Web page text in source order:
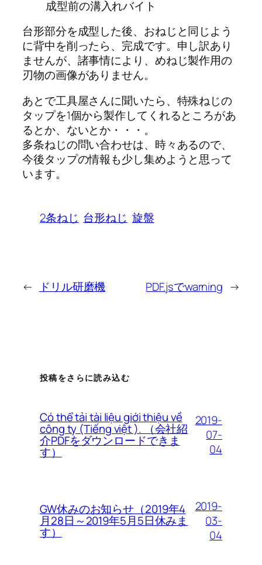
成型前の溝入れバイト
台形部分を成型した後、おねじと同じよう
に背中を削ったら、完成です。申し訳あり
ませんが、諸事情により、めねじ製作用の
刃物の画像がありません。
あとで工具屋さんに聞いたら、特殊ねじの
タップを1個から製作してくれるところがあ
るとか、ないとか・・・。
多条ねじの問い合わせは、時々あるので、
今後タップの情報も少し集めようと思って
います。
2条ねじ 台形ねじ 旋盤
← ドリル研磨機 PDF.jsでwarning →
投稿をさらに読み込む
Có thể tải tài liệu giới thiệu về
công ty (Tiếng việt ). （会社紹
介PDFをダウンロードできま
す）
2019-
07-
04
GW休みのお知らせ（2019年4
月28日～2019年5月5日休みま
す）
2019-
03-
04